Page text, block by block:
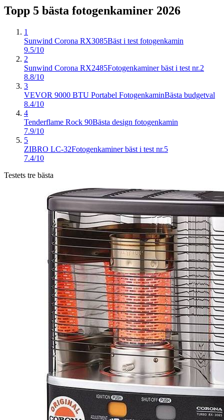
Topp 5 bästa fotogenkaminer 2026
1
Sunwind Corona RX3085Bäst i test fotogenkamin
9.5/10
2
Sunwind Corona RX2485Fotogenkaminer bäst i test nr.2
8.8/10
3
VEVOR 9000 BTU Portabel FotogenkaminBästa budgetval
8.4/10
4
Tenderflame Rock 90Bästa design fotogenkamin
7.9/10
5
ZIBRO LC-32Fotogenkaminer bäst i test nr.5
7.4/10
Testets tre bästa